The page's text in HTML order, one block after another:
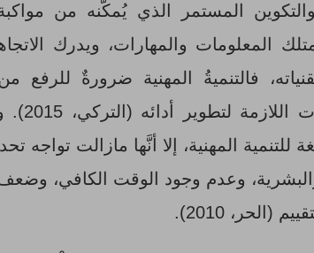
المستمر الذي يُمكّنه من
المعلومات والمهارات، ويدرك
فالتنميةُ المهنية ضرورةٌ للرفع
وإكسابه
للتنمية المهنية، إلا أنَّها مازالت تواجه
والبشرية، وعدم وجود الوقت الكافي،
(الحر، 2010).